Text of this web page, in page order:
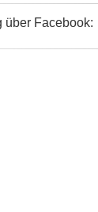
über Facebook: